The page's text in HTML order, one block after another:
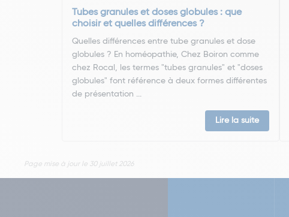
Tubes granules et doses globules : que
choisir et quelles différences ?
Quelles différences entre tube granules et dose
globules ? En homéopathie, Chez Boiron comme
chez Rocal, les termes "tubes granules" et "doses
globules" font référence à deux formes différentes
de présentation ...
Lire la suite
Page mise à jour le 30 juillet 2026